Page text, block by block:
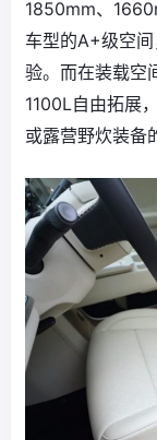
1850mm、
车型的A+级空
验。而在装载空
1100L自由拓展
或露营野炊装备